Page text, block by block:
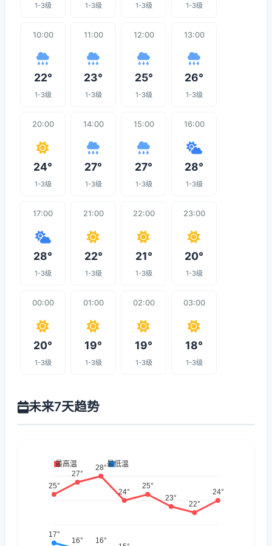
1-3级 1-3级 1-3级 1-3级
10:00
22°
1-3级
11:00
23°
1-3级
12:00
25°
1-3级
13:00
26°
1-3级
20:00
24°
1-3级
14:00
27°
1-3级
15:00
27°
1-3级
16:00
28°
1-3级
17:00
28°
1-3级
21:00
22°
1-3级
22:00
21°
1-3级
23:00
20°
1-3级
00:00
20°
1-3级
01:00
19°
1-3级
02:00
19°
1-3级
03:00
18°
1-3级
未来7天趋势